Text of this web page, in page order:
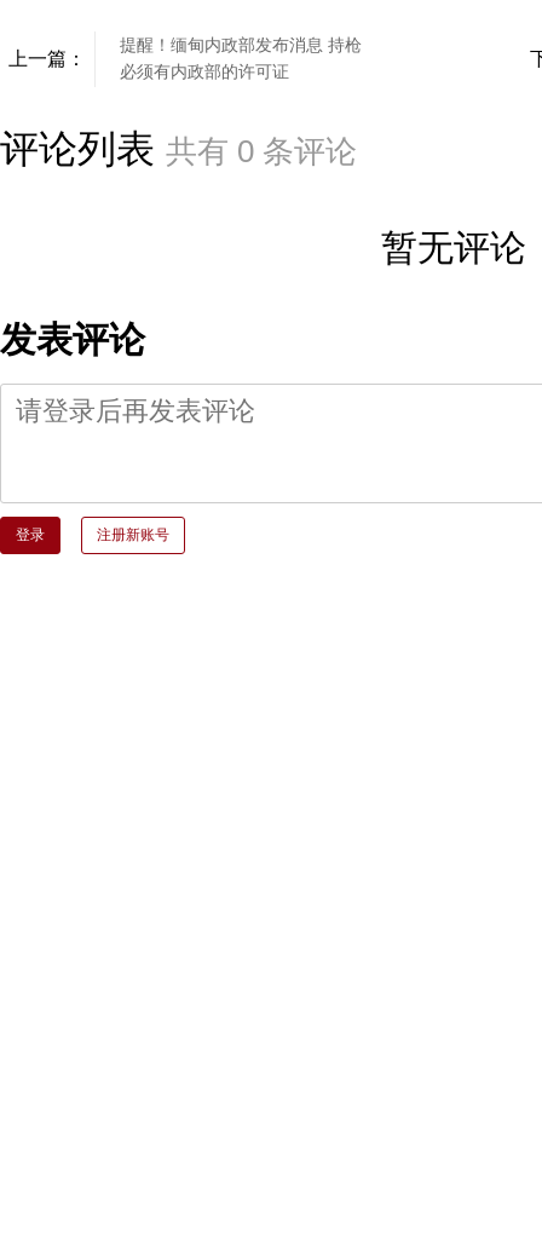
上一篇：
提醒！缅甸内政部发布消息 持枪
必须有内政部的许可证
评论列表 共有 0 条评论
暂无评论
发表评论
登录 注册新账号